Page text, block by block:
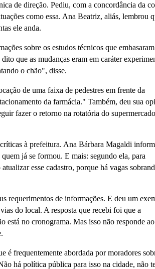
de direção. Pediu, com a concordância da
como essa. Ana Beatriz, aliás, lembrou
ele anda.
sobre os estudos técnicos que embasaram
que as mudanças eram em caráter
o chão", disse.
de uma faixa de pedestres em frente da
da farmácia." Também, deu sua
fazer o retorno na rotatória do supermercado
à prefeitura. Ana Bárbara Magaldi
já se formou. E mais: segundo ela, para
esse cadastro, porque há vagas
requerimentos de informações. E deu um
do local. A resposta que recebi foi que a
está no cronograma. Mas isso não responde
é frequentemente abordada por moradores
há política pública para isso na cidade, não